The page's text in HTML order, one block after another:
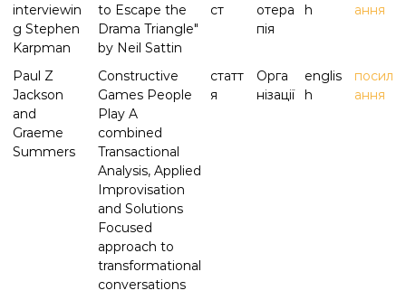
interviewin
g Stephen
Karpman
to Escape the
Drama Triangle"
by Neil Sattin
ст
отера
пія
h
ання
Paul Z
Jackson
and
Graeme
Summers
Constructive
Games People
Play A
combined
Transactional
Analysis, Applied
Improvisation
and Solutions
Focused
approach to
transformational
conversations
статт
я
Орга
нізації
englis
h
посил
ання